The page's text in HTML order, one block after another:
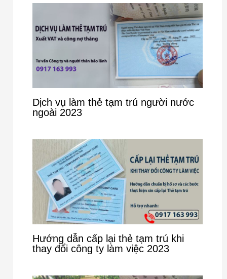
Dịch vụ làm thẻ tạm trú người nước
ngoài 2023
Hướng dẫn cấp lại thẻ tạm trú khi
thay đổi công ty làm việc 2023